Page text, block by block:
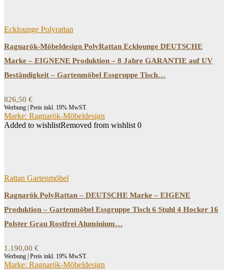
Ecklounge Polyrattan
Ragnarök-Möbeldesign PolyRattan Ecklounge DEUTSCHE
Marke – EIGNENE Produktion – 8 Jahre GARANTIE auf UV
Beständigkeit – Gartenmöbel Essgruppe Tisch…
826,50 €
Werbung | Preis inkl. 19% MwST.
Marke: Ragnarök-Möbeldesign
Added to wishlistRemoved from wishlist 0
Rattan Gartenmöbel
Ragnarök PolyRattan – DEUTSCHE Marke – EIGENE
Produktion – Gartenmöbel Essgruppe Tisch 6 Stuhl 4 Hocker 16
Polster Grau Rostfrei Aluminium…
1.190,00 €
Werbung | Preis inkl. 19% MwST.
Marke: Ragnarök-Möbeldesign